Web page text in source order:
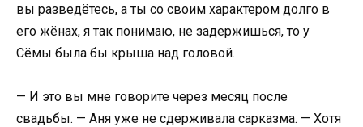
вы разведётесь, а ты со своим характером долго в
его жёнах, я так понимаю, не задержишься, то у
Сёмы была бы крыша над головой.
— И это вы мне говорите через месяц после
свадьбы. — Аня уже не сдерживала сарказма. — Хотя